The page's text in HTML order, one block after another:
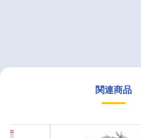
関連商品